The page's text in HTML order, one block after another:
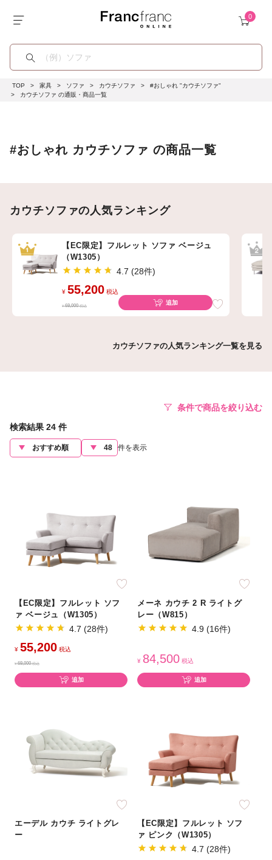
TOP 家具 ソファ カウチソファ
#おしゃれ "カウチソファ"
カウチソファ の通販・商品一覧
#おしゃれ カウチソファ の商品一覧
カウチソファの人気ランキング
【EC限定】フルレット ソファ ベージュ
（W1305）
4.7 (28件)
¥ 55,200 税込
¥69,000税込
追加
カウチソファの人気ランキング一覧を見る
条件で商品を絞り込む
検索結果 24 件
件を表示
【EC限定】フルレット ソフ
ァ ベージュ（W1305）
4.7 (28件)
¥ 55,200 税込
¥69,000税込
追加
メーネ カウチ 2 R ライトグ
レー（W815）
4.9 (16件)
¥ 84,500 税込
追加
エーデル カウチ ライトグレ
ー
【EC限定】フルレット ソフ
ァ ピンク（W1305）
4.7 (28件)